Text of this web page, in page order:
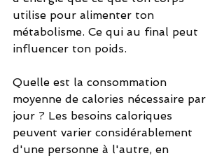
utilise pour alimenter ton
métabolisme. Ce qui au final peut
influencer ton poids.
Quelle est la consommation
moyenne de calories nécessaire par
jour ? Les besoins caloriques
peuvent varier considérablement
d'une personne à l'autre, en